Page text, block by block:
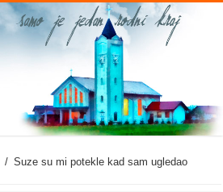
/ Suze su mi potekle kad sam ugledao